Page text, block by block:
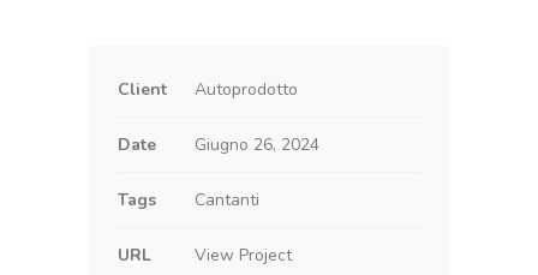
Client Autoprodotto
Date Giugno 26, 2024
Tags Cantanti
URL View Project